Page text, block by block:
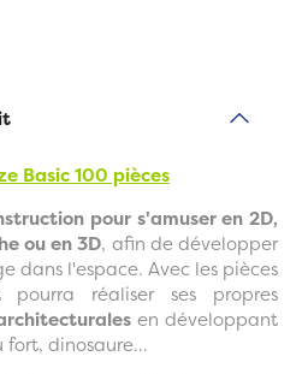
Basic 100 pièces
pour s'amuser en 2D,
ou en 3D, afin de développer
dans l'espace. Avec les pièces
réaliser ses propres
en développant
dinosaure...